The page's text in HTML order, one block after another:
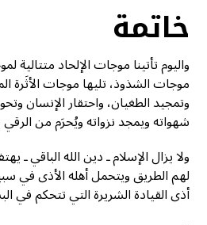
خاتمة
واليوم تأتينا موجات الإلحاد متتالية
موجات الشذوذ، تليها موجات الأثَرة
وتمجيد الطغيان، واحتقار الإنسان
شهواته ويمجد نزواته ويُحرَم من الرقي
ولا يزال الإسلام ـ دين الله الباقي ـ
لهم الطريق ويتحمل أهله الأذى في
أذى القيادة الشريرة التي تتحكم في